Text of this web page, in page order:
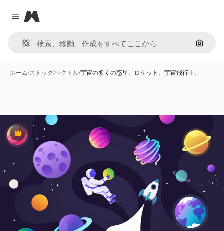
Close menu
Magnific
画像で
ホーム/ストック/ベクトル/宇宙の多くの惑星、ロケット、宇宙飛行士。
Premium